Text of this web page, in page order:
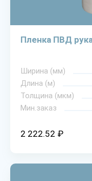
Пленка ПВД
Ширина (мм)
Длина (м)
Толщина (мкм)
Мин.заказ
2 222.52 ₽